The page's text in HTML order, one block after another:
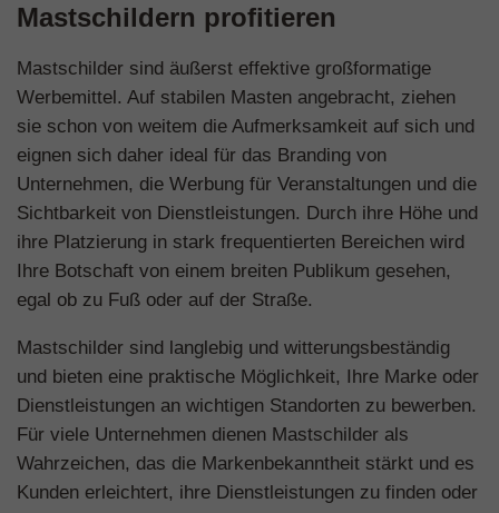
Mastschildern profitieren
Mastschilder sind äußerst effektive großformatige
Werbemittel. Auf stabilen Masten angebracht, ziehen
sie schon von weitem die Aufmerksamkeit auf sich und
eignen sich daher ideal für das Branding von
Unternehmen, die Werbung für Veranstaltungen und die
Sichtbarkeit von Dienstleistungen. Durch ihre Höhe und
ihre Platzierung in stark frequentierten Bereichen wird
Ihre Botschaft von einem breiten Publikum gesehen,
egal ob zu Fuß oder auf der Straße.
Mastschilder sind langlebig und witterungsbeständig
und bieten eine praktische Möglichkeit, Ihre Marke oder
Dienstleistungen an wichtigen Standorten zu bewerben.
Für viele Unternehmen dienen Mastschilder als
Wahrzeichen, das die Markenbekanntheit stärkt und es
Kunden erleichtert, ihre Dienstleistungen zu finden oder